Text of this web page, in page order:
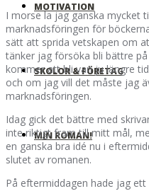
MOTIVATION
SKOLOR & FÖRETAG
MIN ROMAN!
I morse la jag ganska mycket
marknadsföringen för
sätt att sprida vetskapen om
tänker jag försöka bli bättre
kommer att bli van ju längre
och om jag vill det måste jag
marknadsföringen.
Idag gick det bättre med
inte riktigt fram till mitt mål,
en ganska bra idé nu i
slutet av romanen.
På eftermiddagen hade jag